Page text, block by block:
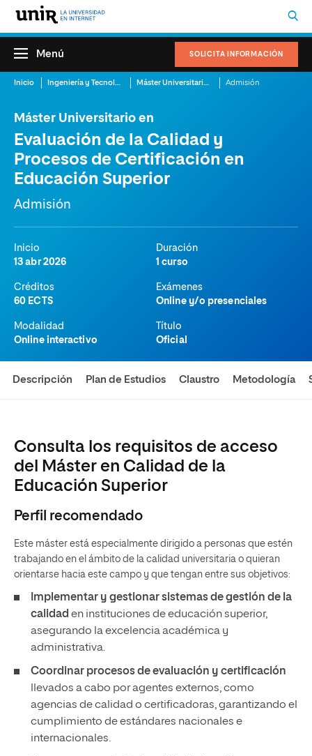
SOLICITA INFORMACIÓN
Menú
Inicio Ingeniería y Tecnología Máster Universitario en Evaluación de la Calidad y Procesos de Certificación en Educación Superior Admisión
Máster Universitario en
Evaluación de la Calidad y
Procesos de Certificación en
Educación Superior
Admisión
Inicio
13 abr 2026
Duración
1 curso
Créditos
60 ECTS
Exámenes
Online y/o presenciales
Modalidad
Online interactivo
Título
Oficial
Descripción Plan de Estudios Claustro Metodología
Consulta los requisitos de acceso
del Máster en Calidad de la
Educación Superior
Perfil recomendado
Este máster está especialmente dirigido a personas que estén
trabajando en el ámbito de la calidad universitaria o quieran
orientarse hacia este campo y que tengan entre sus objetivos:
Implementar y gestionar sistemas de gestión de la
calidad en instituciones de educación superior,
asegurando la excelencia académica y
administrativa.
Coordinar procesos de evaluación y certificación
llevados a cabo por agentes externos, como
agencias de calidad o certificadoras, garantizando el
cumplimiento de estándares nacionales e
internacionales.